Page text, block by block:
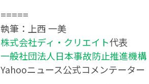
=====
執筆：上西 一美
株式会社ディ・クリエイト代表
一般社団法人日本事故防止推進機構
Yahooニュース公式コメンテーター